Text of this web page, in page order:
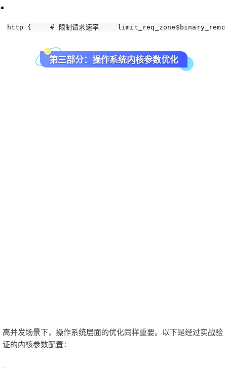
http { # 限制请求速率 limit_req_zone
第三部分：操作系统内核参数优化
高并发场景下，操作系统层面的优化同样重要。以下是经过实战验
证的内核参数配置：